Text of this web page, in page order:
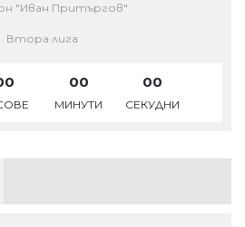
"Иван Притъргов"
Втора лига
00
МИНУТИ
00
СЕКУДНИ